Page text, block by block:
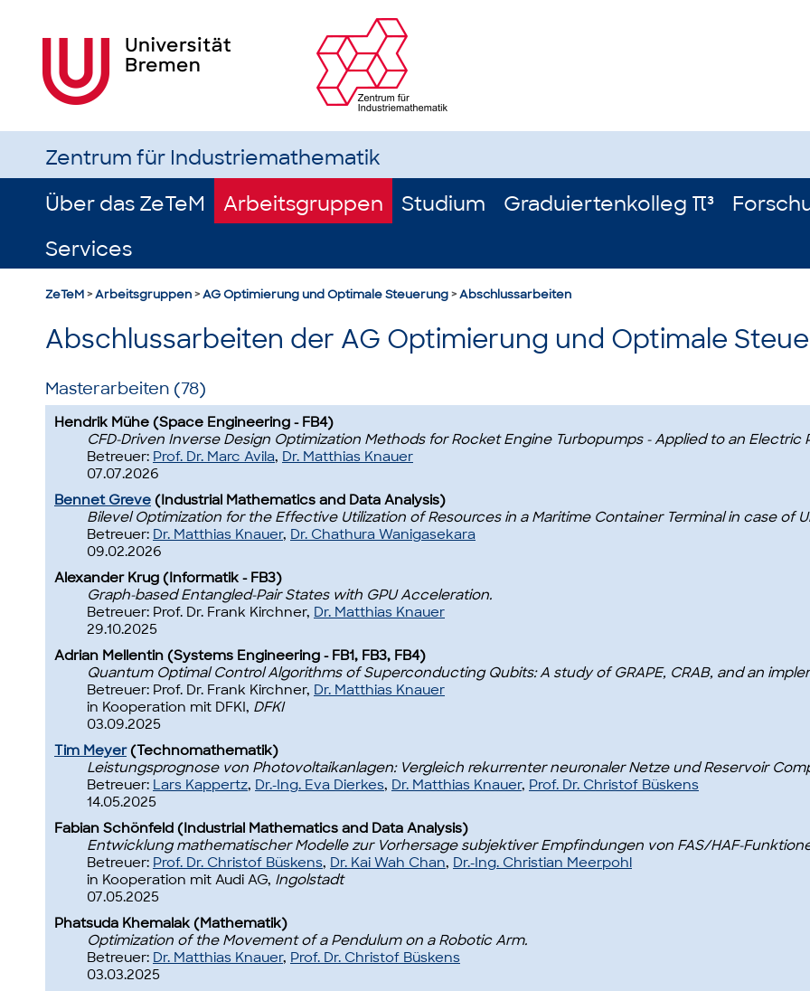
Zentrum für Industriemathematik
Über das ZeTeM
Arbeitsgruppen Studium Graduiertenkolleg π³
Services
ZeTeM>Arbeitsgruppen>AG Optimierung und Optimale Steuerung>Abschlussarbeiten
Abschlussarbeiten der AG Optimierung und Optimale
Masterarbeiten (78)
Hendrik Mühe (Space Engineering - FB4)
CFD-Driven Inverse Design Optimization Methods for Rocket Engine Turbopumps - Applied to an Electric
Betreuer: Prof. Dr. Marc Avila, Dr. Matthias Knauer
07.07.2026
Bennet Greve (Industrial Mathematics and Data Analysis)
Bilevel Optimization for the Effective Utilization of Resources in a Maritime Container Terminal in case of
Betreuer: Dr. Matthias Knauer, Dr. Chathura Wanigasekara
09.02.2026
Alexander Krug (Informatik - FB3)
Graph-based Entangled-Pair States with GPU Acceleration.
Betreuer: Prof. Dr. Frank Kirchner, Dr. Matthias Knauer
29.10.2025
Adrian Mellentin (Systems Engineering - FB1, FB3, FB4)
Quantum Optimal Control Algorithms of Superconducting Qubits: A study of GRAPE, CRAB, and an
Betreuer: Prof. Dr. Frank Kirchner, Dr. Matthias Knauer
in Kooperation mit DFKI, DFKI
03.09.2025
Tim Meyer(Technomathematik)
Leistungsprognose von Photovoltaikanlagen: Vergleich rekurrenter neuronaler Netze und Reservoir
Betreuer: Lars Kappertz, Dr.-Ing. Eva Dierkes, Dr. Matthias Knauer, Prof. Dr. Christof Büskens
14.05.2025
Fabian Schönfeld (Industrial Mathematics and Data Analysis)
Entwicklung mathematischer Modelle zur Vorhersage subjektiver Empfindungen von FAS/HAF-
Betreuer: Prof. Dr. Christof Büskens, Dr. Kai Wah Chan, Dr.-Ing. Christian Meerpohl
in Kooperation mit Audi AG, Ingolstadt
07.05.2025
Phatsuda Khemalak (Mathematik)
Optimization of the Movement of a Pendulum on a Robotic Arm.
Betreuer: Dr. Matthias Knauer, Prof. Dr. Christof Büskens
03.03.2025